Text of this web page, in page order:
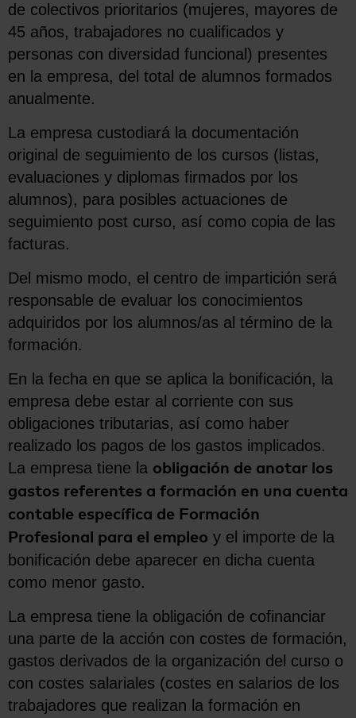
de colectivos prioritarios (mujeres, mayores de
45 años, trabajadores no cualificados y
personas con diversidad funcional) presentes
en la empresa, del total de alumnos formados
anualmente.
La empresa custodiará la documentación
original de seguimiento de los cursos (listas,
evaluaciones y diplomas firmados por los
alumnos), para posibles actuaciones de
seguimiento post curso, así como copia de las
facturas.
Del mismo modo, el centro de impartición será
responsable de evaluar los conocimientos
adquiridos por los alumnos/as al término de la
formación.
En la fecha en que se aplica la bonificación, la
empresa debe estar al corriente con sus
obligaciones tributarias, así como haber
realizado los pagos de los gastos implicados.
La empresa tiene la obligación de anotar los
gastos referentes a formación en una cuenta
contable específica de Formación
Profesional para el empleo y el importe de la
bonificación debe aparecer en dicha cuenta
como menor gasto.
La empresa tiene la obligación de cofinanciar
una parte de la acción con costes de formación,
gastos derivados de la organización del curso o
con costes salariales (costes en salarios de los
trabajadores que realizan la formación en